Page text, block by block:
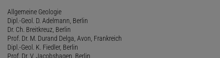
Allgemeine Geologie
Dipl.-Geol. D. Adelmann, Berlin
Dr. Ch. Breitkreuz, Berlin
Prof. Dr. M. Durand Delga, Avon, Frankreich
Dipl.-Geol. K. Fiedler, Berlin
Prof. Dr. V. Jacobshagen, Berlin